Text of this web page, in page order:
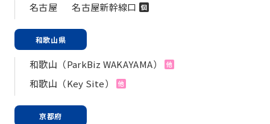
名古屋 名古屋新幹線口 個
和歌山県
和歌山（ParkBiz WAKAYAMA） 他
和歌山（Key Site） 他
京都府